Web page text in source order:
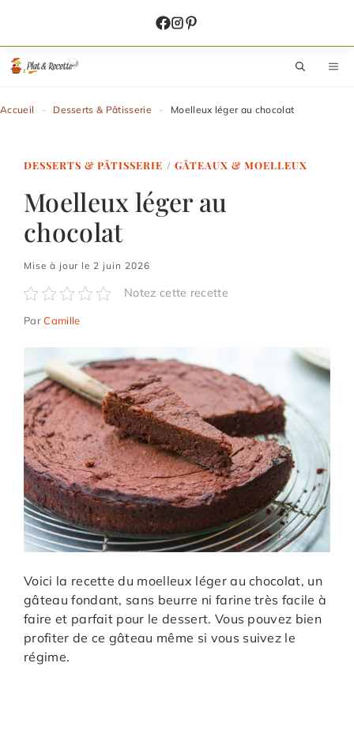
contenu
Accueil - Desserts & Pâtisserie - Moelleux léger au chocolat
DESSERTS & PÂTISSERIE / GÂTEAUX & MOELLEUX
Moelleux léger au
chocolat
Mise à jour le 2 juin 2026
Notez cette recette
ParCamille
Voici la recette du moelleux léger au chocolat, un
gâteau fondant, sans beurre ni farine très facile à
faire et parfait pour le dessert. Vous pouvez bien
profiter de ce gâteau même si vous suivez le
régime.